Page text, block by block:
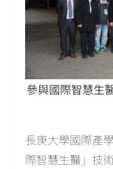
參與國際智慧生
長庚大學國際產
際智慧生醫」技